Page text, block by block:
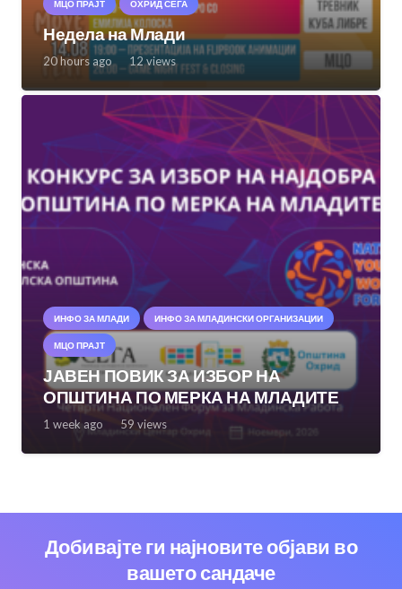
МЦО ПРАЈТ ОХРИД СЕГА
Недела на Млади
20 hours ago 12views
ИНФО ЗА МЛАДИ ИНФО ЗА МЛАДИНСКИ ОРГАНИЗАЦИИ
МЦО ПРАЈТ
ЈАВЕН ПОВИК ЗА ИЗБОР НА
ОПШТИНА ПО МЕРКА НА МЛАДИТЕ
1 week ago 59 views
Добивајте ги најновите објави во
вашето сандаче